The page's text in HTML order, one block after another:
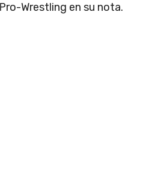
Wrestling en su nota.